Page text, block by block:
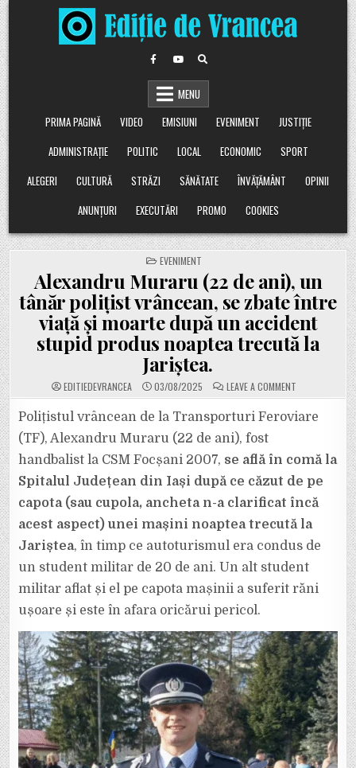
Skip
to
content
MENU
PRIMA PAGINĂ
VIDEO EMISIUNI EVENIMENT
JUSTIȚIE
ADMINISTRAȚIE
POLITIC LOCAL ECONOMIC
SPORT
ALEGERI
CULTURĂ STRĂZI SĂNĂTATE ÎNVĂȚĂMÂNT
OPINII
ANUNȚURI
EXECUTĂRI PROMO COOKIES
POSTED
IN
EVENIMENT
Alexandru Muraru (22 de ani), un
tânăr polițist vrâncean, se zbate între
viață și moarte după un accident
stupid produs noaptea trecută la
Jariștea.
EDITIEDEVRANCEA 03/08/2025 LEAVE A COMMENT
ALEXANDRU
(22
DE
TÂNĂR
POLIȚIST
SE
ZBATE
ÎNTRE
VIAȚĂ
ȘI
MOARTE
DUPĂ
UN
STUPID
NOAPTEA
TRECUTĂ
Polițistul vrâncean de la Transporturi Feroviare
(TF), Alexandru Muraru (22 de ani), fost
handbalist la CSM Focșani 2007, se află în comă la
Spitalul Județean din Iași după ce căzut de pe
capota (sau cupola, ancheta n-a clarificat încă
acest aspect) unei mașini noaptea trecută la
Jariștea, în timp ce autoturismul era condus de
un student militar de 20 de ani. Un alt student
militar aflat și el pe capota mașinii a suferit răni
ușoare și este în afara oricărui pericol.